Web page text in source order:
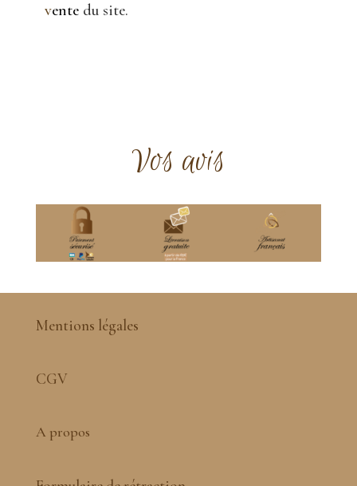
vente du site.
Vos avis
Mentions légales
CGV
A propos